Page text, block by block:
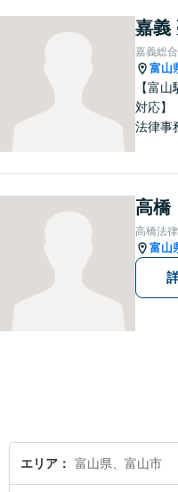
ご相談
談OK
嘉義
嘉義総
富山
【富
対応】
法律事
す。お
談くだ
付】
高橋
高橋法
富山
エリア 富山県、富山市